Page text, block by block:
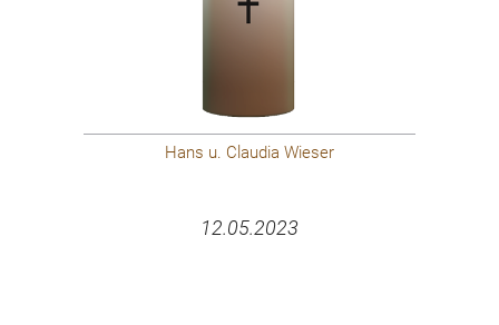
Hans u. Claudia Wieser
12.05.2023